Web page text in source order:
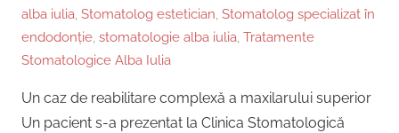
alba iulia, Stomatolog estetician, Stomatolog specializat în
endodonție, stomatologie alba iulia, Tratamente
Stomatologice Alba Iulia
Un caz de reabilitare complexă a maxilarului superior
Un pacient s-a prezentat la Clinica Stomatologică